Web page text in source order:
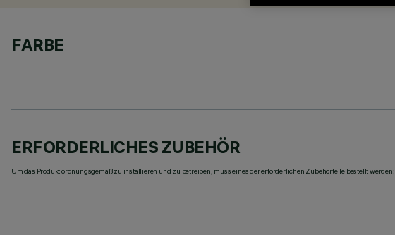
FARBE
ERFORDERLICHES ZUBEHÖR
Um das Produkt ordnungsgemäß zu installieren und zu betreiben, muss eines der erforderlichen Zubehörteile bestellt werden: